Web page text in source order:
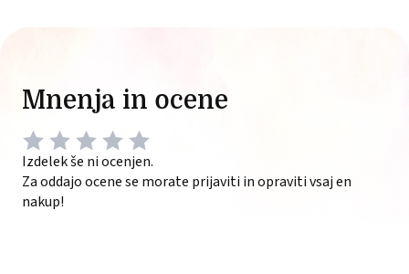
Mnenja in ocene
Izdelek še ni ocenjen.
Za oddajo ocene se morate prijaviti in opraviti vsaj en
nakup!